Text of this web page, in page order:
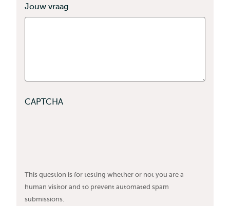
Jouw vraag
CAPTCHA
This question is for testing whether or not you are a
human visitor and to prevent automated spam
submissions.